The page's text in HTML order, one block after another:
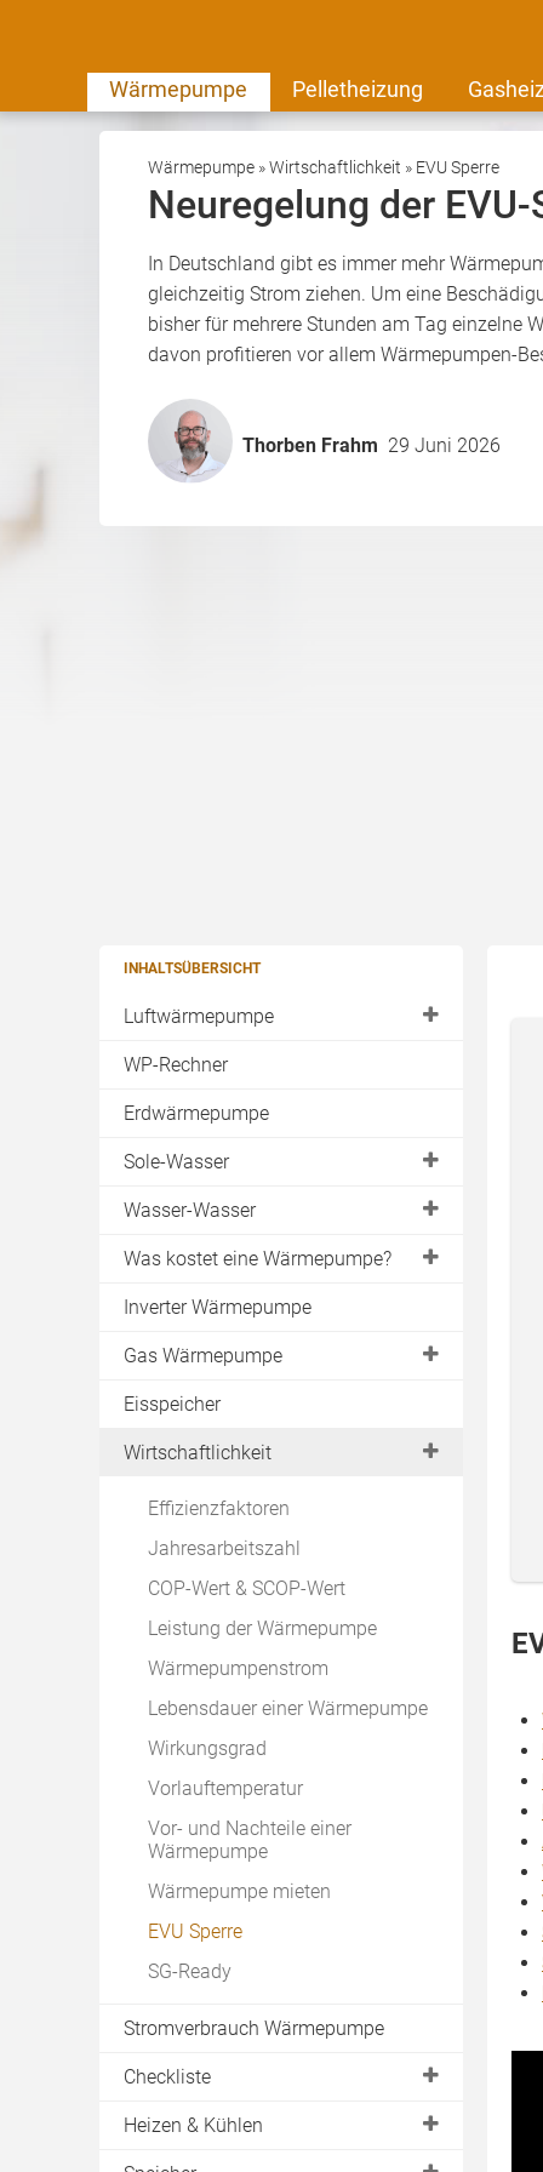
Wärmepumpe Pelletheizung
Wärmepumpe »Wirtschaftlichkeit » EVU Sperre
Neuregelung der
In Deutschland gibt es immer mehr
gleichzeitig Strom ziehen. Um eine
bisher für mehrere Stunden am Tag einzelne
davon profitieren vor allem Wärmepumpen-
Thorben Frahm 29 Juni 2026
INHALTSÜBERSICHT
Luftwärmepumpe
Außenaufstellung
Luftwärmepumpe Innenaufstellung
Abluftwärmepumpe
Luft-Luft-Wärmepumpe
Förderung
Vor- & Nachteile Luft-Wasser-
Wärmepumpe
WP-Rechner
Erdwärmepumpe
Sole-Wasser
Erdreich
Geothermie
Erdwärmekörbe
Erdsonde
Energiezaun
Bohrung
Wasser-Wasser
Brunnen
Grundwasser
Was kostet eine Wärmepumpe?
Sole-Wasser
Wasser-Wasser
Luft-Luft
Inverter Wärmepumpe
Gas Wärmepumpe
Gasmotor
Absorptionswärmepumpe
Hersteller
Eisspeicher
Wirtschaftlichkeit
Effizienzfaktoren
Jahresarbeitszahl
COP-Wert & SCOP-Wert
Leistung der Wärmepumpe
Wärmepumpenstrom
Lebensdauer einer Wärmepumpe
Wirkungsgrad
Vorlauftemperatur
Vor- und Nachteile einer
Wärmepumpe
Wärmepumpe mieten
EVU Sperre
SG-Ready
Stromverbrauch Wärmepumpe
Checkliste
Machbarkeit
Ertrag
Heizen & Kühlen